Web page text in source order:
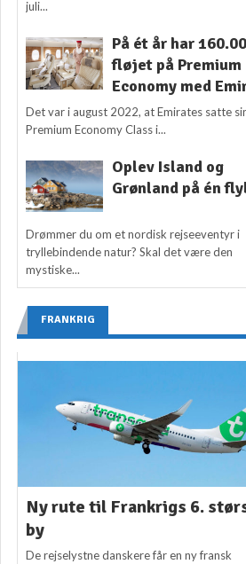
juli...
På ét år har
fløjet på Premium
Economy med
Det var i august 2022, at Emirates satte
Premium Economy Class i...
Oplev Island og
Grønland på én
Drømmer du om et nordisk rejseeventyr i
tryllebindende natur? Skal det være den
mystiske...
FRANKRIG
Ny rute til Frankrigs 6.
by
De rejselystne danskere får en ny fransk